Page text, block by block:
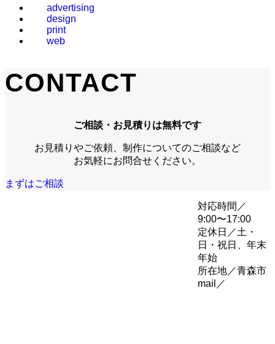
advertising
design
print
web
CONTACT
ご相談・お見積りは無料です
お見積りやご依頼、制作についてのご相談など
お気軽にお問合せください。
まずはご相談
対応時間／
9:00〜17:00
定休日／土・
日・祝日、年末
年始
所在地／青森市
mail／